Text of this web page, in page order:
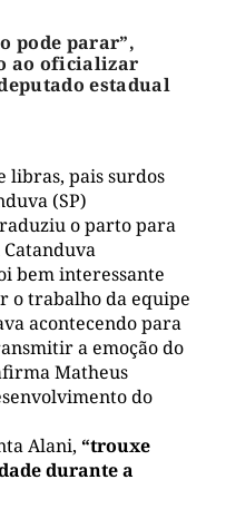
pode parar”,
ao oficializar
estadual
o parto para
bem interessante
o trabalho da equipe
acontecendo para
a emoção do
Matheus
do
Alani, “trouxe
durante a